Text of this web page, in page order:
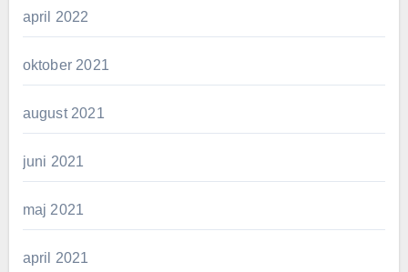
april 2022
oktober 2021
august 2021
juni 2021
maj 2021
april 2021